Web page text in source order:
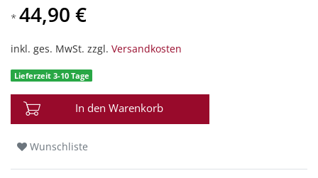
* 44,90 €
inkl. ges. MwSt. zzgl. Versandkosten
Lieferzeit 3-10 Tage
In den Warenkorb
Wunschliste